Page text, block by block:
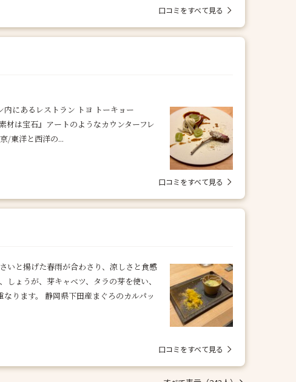
口コミをすべて見る
にあるレストラン トヨ トーキョー
は宝石』アートのようなカウンターフレ
/東洋と西洋の...
口コミをすべて見る
いと揚げた春雨が合わさり、涼しさと食感
ょうが、芽キャベツ、タラの芽を使い、
ります。 静岡県下田産まぐろのカルパッ
口コミをすべて見る